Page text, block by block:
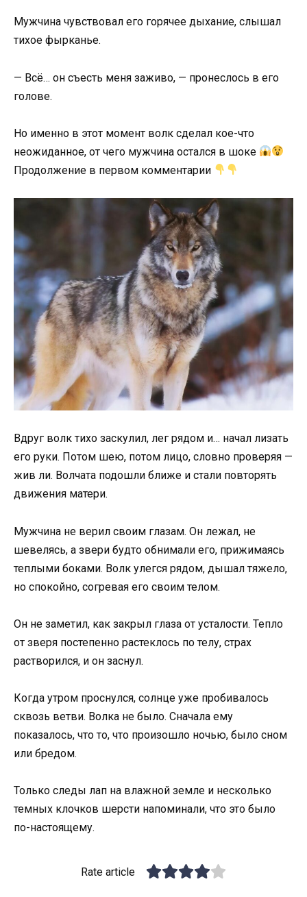
Мужчина чувствовал его горячее дыхание, слышал
тихое фырканье.
— Всё… он съесть меня заживо, — пронеслось в его
голове.
Но именно в этот момент волк сделал кое-что
неожиданное, от чего мужчина остался в шоке
Продолжение в первом комментарии
Вдруг волк тихо заскулил, лег рядом и… начал лизать
его руки. Потом шею, потом лицо, словно проверяя —
жив ли. Волчата подошли ближе и стали повторять
движения матери.
Мужчина не верил своим глазам. Он лежал, не
шевелясь, а звери будто обнимали его, прижимаясь
теплыми боками. Волк улегся рядом, дышал тяжело,
но спокойно, согревая его своим телом.
Он не заметил, как закрыл глаза от усталости. Тепло
от зверя постепенно растеклось по телу, страх
растворился, и он заснул.
Когда утром проснулся, солнце уже пробивалось
сквозь ветви. Волка не было. Сначала ему
показалось, что то, что произошло ночью, было сном
или бредом.
Только следы лап на влажной земле и несколько
темных клочков шерсти напоминали, что это было
по-настоящему.
Rate article